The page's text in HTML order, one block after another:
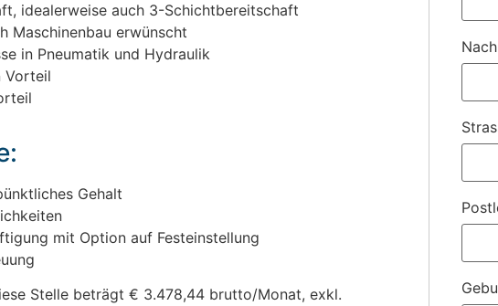
idealerweise auch 3-Schichtbereitschaft
Maschinenbau erwünscht
in Pneumatik und Hydraulik
Vorteil
Gehalt
mit Option auf Festeinstellung
Stelle beträgt € 3.478,44 brutto/Monat, exkl.